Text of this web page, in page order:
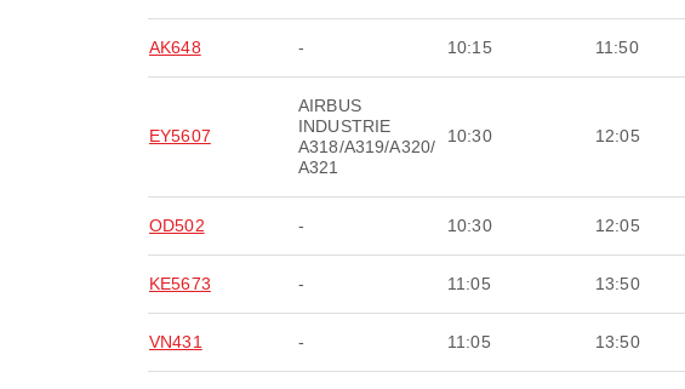
AK648 - 10:15 11:50
EY5607
AIRBUS
INDUSTRIE
A318/A319/A320/
A321
10:30 12:05
OD502 - 10:30 12:05
KE5673 - 11:05 13:50
VN431 - 11:05 13:50